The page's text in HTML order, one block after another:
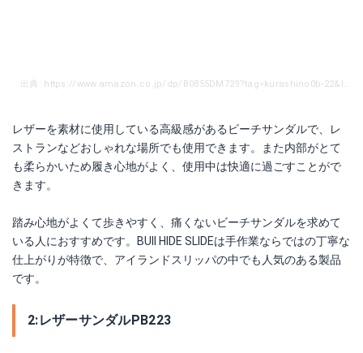
レザーを素材に使用している高級感があるビーチサンダルで、レ
ストランなどおしゃれな場所でも使用できます。また内部がとて
も柔らかいため履き心地がよく、使用中は快適に過ごすことがで
きます。
踏み心地がよくて歩きやすく、痛くないビーチサンダルを求めて
いる人におすすめです。BUll HIDE SLIDEは手作業ならではの丁寧な
仕上がりが特徴で、アイランドスリッパの中でも人気のある製品
です。
2:レザーサンダルPB223